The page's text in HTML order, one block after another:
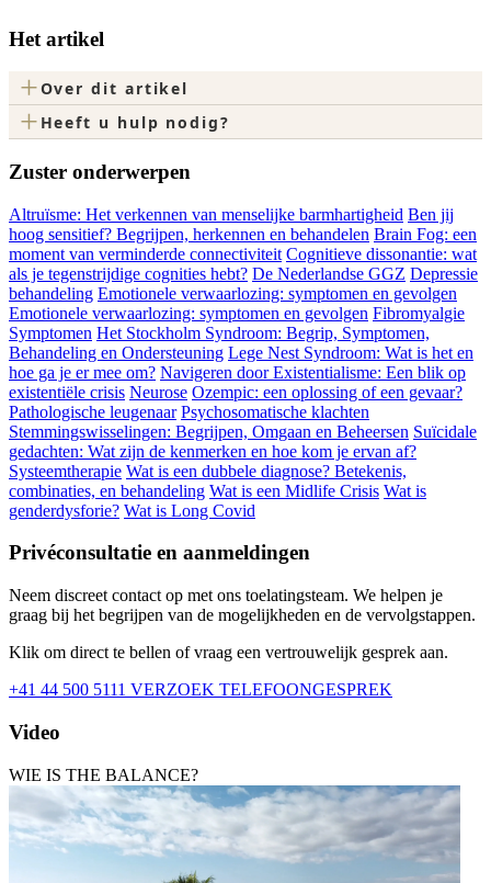
Het artikel
+Over dit artikel
+ Heeft u hulp nodig?
Zuster onderwerpen
Altruïsme: Het verkennen van menselijke barmhartigheid Ben jij
hoog sensitief? Begrijpen, herkennen en behandelen Brain Fog: een
moment van verminderde connectiviteit Cognitieve dissonantie: wat
als je tegenstrijdige cognities hebt? De Nederlandse GGZ Depressie
behandeling Emotionele verwaarlozing: symptomen en gevolgen
Emotionele verwaarlozing: symptomen en gevolgen Fibromyalgie
Symptomen Het Stockholm Syndroom: Begrip, Symptomen,
Behandeling en Ondersteuning Lege Nest Syndroom: Wat is het en
hoe ga je er mee om? Navigeren door Existentialisme: Een blik op
existentiële crisis Neurose Ozempic: een oplossing of een gevaar?
Pathologische leugenaar Psychosomatische klachten
Stemmingswisselingen: Begrijpen, Omgaan en Beheersen Suïcidale
gedachten: Wat zijn de kenmerken en hoe kom je ervan af?
Systeemtherapie Wat is een dubbele diagnose? Betekenis,
combinaties, en behandeling Wat is een Midlife Crisis Wat is
genderdysforie? Wat is Long Covid
Privéconsultatie en aanmeldingen
Neem discreet contact op met ons toelatingsteam. We helpen je
graag bij het begrijpen van de mogelijkheden en de vervolgstappen.
Klik om direct te bellen of vraag een vertrouwelijk gesprek aan.
+41 44 500 5111 VERZOEK TELEFOONGESPREK
Video
WIE IS THE BALANCE?